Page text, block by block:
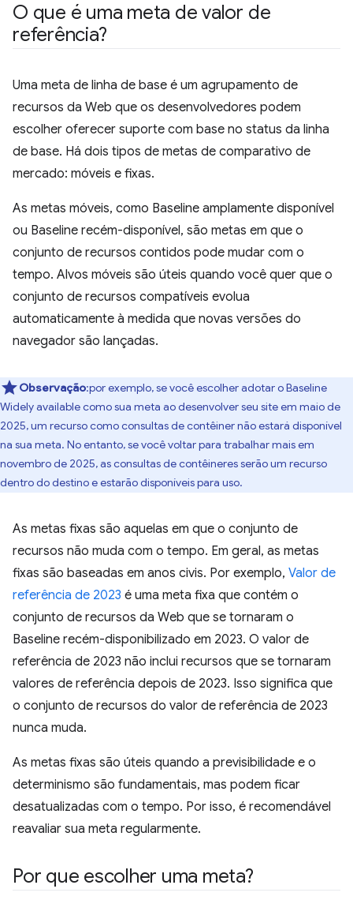
O que é uma meta de valor de
referência?
Uma meta de linha de base é um agrupamento de
recursos da Web que os desenvolvedores podem
escolher oferecer suporte com base no status da linha
de base. Há dois tipos de metas de comparativo de
mercado: móveis e fixas.
As metas móveis, como Baseline amplamente disponível
ou Baseline recém-disponível, são metas em que o
conjunto de recursos contidos pode mudar com o
tempo. Alvos móveis são úteis quando você quer que o
conjunto de recursos compatíveis evolua
automaticamente à medida que novas versões do
navegador são lançadas.
Observação:por exemplo, se você escolher adotar o Baseline
Widely available como sua meta ao desenvolver seu site em maio de
2025, um recurso como consultas de contêiner não estará disponível
na sua meta. No entanto, se você voltar para trabalhar mais em
novembro de 2025, as consultas de contêineres serão um recurso
dentro do destino e estarão disponíveis para uso.
As metas fixas são aquelas em que o conjunto de
recursos não muda com o tempo. Em geral, as metas
fixas são baseadas em anos civis. Por exemplo, Valor de
referência de 2023 é uma meta fixa que contém o
conjunto de recursos da Web que se tornaram o
Baseline recém-disponibilizado em 2023. O valor de
referência de 2023 não inclui recursos que se tornaram
valores de referência depois de 2023. Isso significa que
o conjunto de recursos do valor de referência de 2023
nunca muda.
As metas fixas são úteis quando a previsibilidade e o
determinismo são fundamentais, mas podem ficar
desatualizadas com o tempo. Por isso, é recomendável
reavaliar sua meta regularmente.
Por que escolher uma meta?